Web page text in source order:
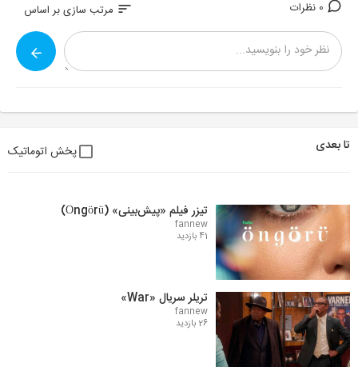
sort مرتب سازی بر اساس
تا بعدی پخش اتوماتیک
تیزر فیلم «پیش‌بینی» (Öngörü)
fannew
41 بازدید
تریلر سریال «War»
fannew
26 بازدید